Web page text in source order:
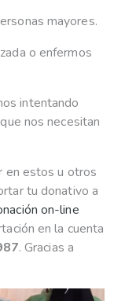
mayores.
o enfermos
intentando
nos necesitan
en estos u otros
tu donativo a
on-line
en la cuenta
. Gracias a